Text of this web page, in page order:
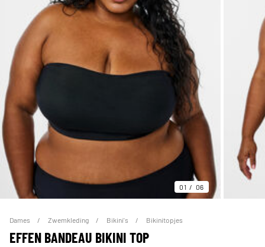
01 06
Dames Zwemkleding Bikini's Bikinitopjes
EFFEN BANDEAU BIKINI TOP